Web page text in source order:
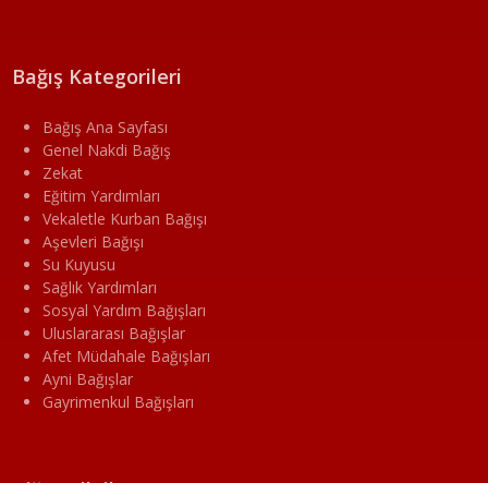
Bağış Kategorileri
Bağış Ana Sayfası
Genel Nakdi Bağış
Zekat
Eğitim Yardımları
Vekaletle Kurban Bağışı
Aşevleri Bağışı
Su Kuyusu
Sağlık Yardımları
Sosyal Yardım Bağışları
Uluslararası Bağışlar
Afet Müdahale Bağışları
Ayni Bağışlar
Gayrimenkul Bağışları